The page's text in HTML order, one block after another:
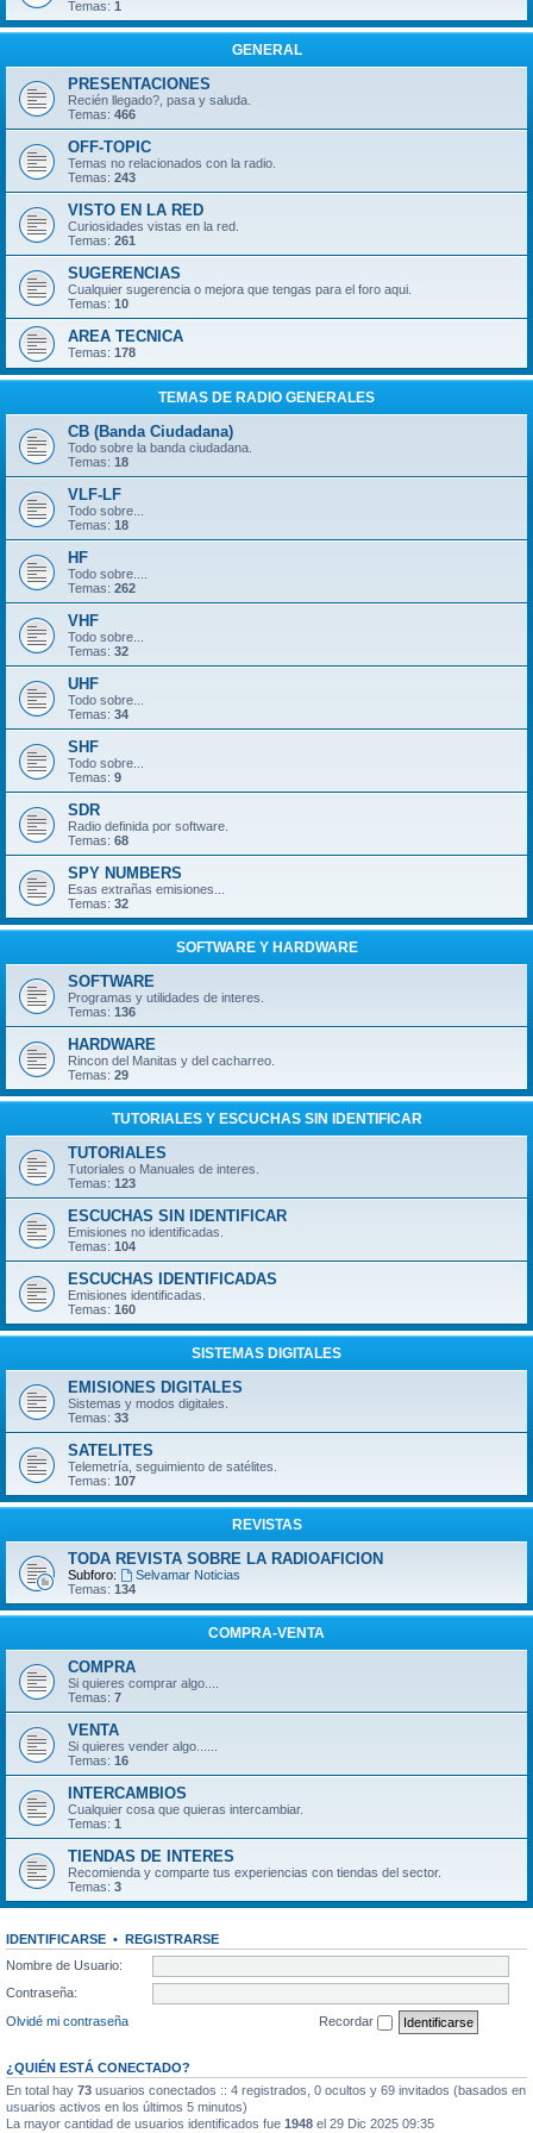
Temas: 1
GENERAL
PRESENTACIONES
Recién llegado?, pasa y saluda.
Temas: 466
OFF-TOPIC
Temas no relacionados con la radio.
Temas: 243
VISTO EN LA RED
Curiosidades vistas en la red.
Temas: 261
SUGERENCIAS
Cualquier sugerencia o mejora que tengas para el foro aqui.
Temas: 10
AREA TECNICA
Temas: 178
TEMAS DE RADIO GENERALES
CB (Banda Ciudadana)
Todo sobre la banda ciudadana.
Temas: 18
VLF-LF
Todo sobre...
Temas: 18
HF
Todo sobre....
Temas: 262
VHF
Todo sobre...
Temas: 32
UHF
Todo sobre...
Temas: 34
SHF
Todo sobre...
Temas: 9
SDR
Radio definida por software.
Temas: 68
SPY NUMBERS
Esas extrañas emisiones...
Temas: 32
SOFTWARE Y HARDWARE
SOFTWARE
Programas y utilidades de interes.
Temas: 136
HARDWARE
Rincon del Manitas y del cacharreo.
Temas: 29
TUTORIALES Y ESCUCHAS SIN IDENTIFICAR
TUTORIALES
Tutoriales o Manuales de interes.
Temas: 123
ESCUCHAS SIN IDENTIFICAR
Emisiones no identificadas.
Temas: 104
ESCUCHAS IDENTIFICADAS
Emisiones identificadas.
Temas: 160
SISTEMAS DIGITALES
EMISIONES DIGITALES
Sistemas y modos digitales.
Temas: 33
SATELITES
Telemetría, seguimiento de satélites.
Temas: 107
REVISTAS
TODA REVISTA SOBRE LA RADIOAFICION
Subforo:
Selvamar Noticias
Temas: 134
COMPRA-VENTA
COMPRA
Si quieres comprar algo....
Temas: 7
VENTA
Si quieres vender algo......
Temas: 16
INTERCAMBIOS
Cualquier cosa que quieras intercambiar.
Temas: 1
TIENDAS DE INTERES
Recomienda y comparte tus experiencias con tiendas del sector.
Temas: 3
IDENTIFICARSE •
REGISTRARSE
Nombre de Usuario:
Contraseña:
Olvidé mi contraseña
Recordar
¿QUIÉN ESTÁ CONECTADO?
En total hay 73 usuarios conectados :: 4 registrados, 0 ocultos y 69 invitados (basados en
usuarios activos en los últimos 5 minutos)
La mayor cantidad de usuarios identificados fue 1948 el 29 Dic 2025 09:35